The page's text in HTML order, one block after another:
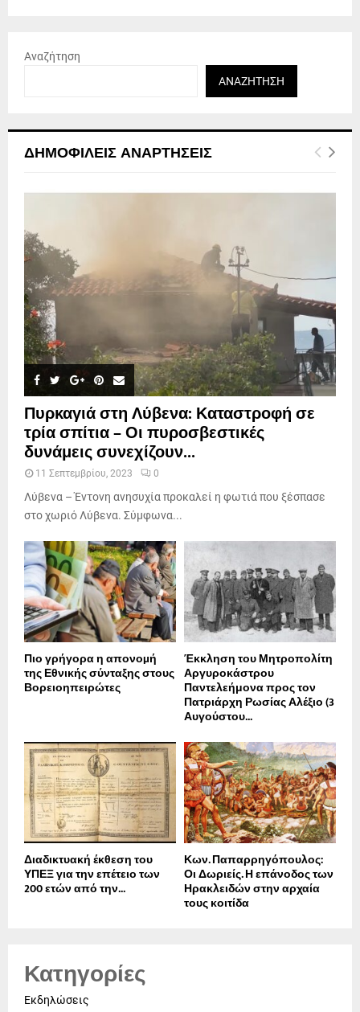
Αναζήτηση
ΑΝΑΖΉΤΗΣΗ
ΔΗΜΟΦΙΛΕΊΣ ΑΝΑΡΤΉΣΕΙΣ
Πυρκαγιά στη Λύβενα: Καταστροφή σε
τρία σπίτια – Οι πυροσβεστικές
δυνάμεις συνεχίζουν...
11 Σεπτεμβρίου, 2023 0
Λύβενα – Έντονη ανησυχία προκαλεί η φωτιά που ξέσπασε
στο χωριό Λύβενα. Σύμφωνα...
Πιο γρήγορα η απονοµή
της Εθνικής σύνταξης στους
Βορειοηπειρώτες
Έκκληση του Μητροπολίτη
Αργυροκάστρου
Παντελεήμονα προς τον
Πατριάρχη Ρωσίας Αλέξιο (3
Αυγούστου...
Διαδικτυακή έκθεση του
ΥΠΕΞ για την επέτειο των
200 ετών από την...
Κων. Παπαρρηγόπουλος:
Οι Δωριείς. Η επάνοδος των
Ηρακλειδών στην αρχαία
τους κοιτίδα
Κατηγορίες
Εκδηλώσεις